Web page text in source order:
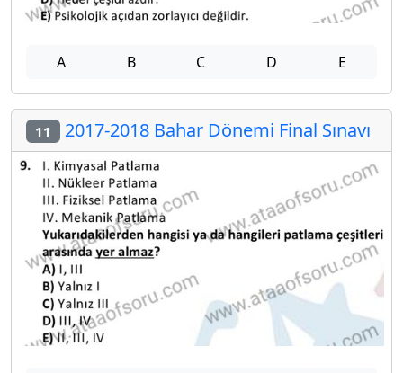
A B C D E
11 2017-2018 Bahar Dönemi Final Sınavı